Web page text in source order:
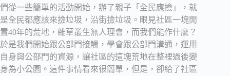
們從一些簡單的活動開始，辦了親子「全民應撿」，就
是全民都應該來撿垃圾，沿街撿垃圾。眼見社區一塊閒
置40年的荒地，雜草叢生無人理會，而我們能作什麼？
於是我們開始跟公部門接觸，學會跟公部門溝通，運用
自身與公部門的資源，讓社區的這塊荒地在整裡過後變
身為小公園。這件事情看來很簡單，但是，卻給了社區